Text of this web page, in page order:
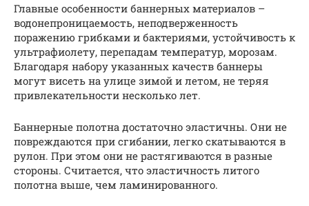
Главные особенности баннерных материалов –
водонепроницаемость, неподверженность
поражению грибками и бактериями, устойчивость к
ультрафиолету, перепадам температур, морозам.
Благодаря набору указанных качеств баннеры
могут висеть на улице зимой и летом, не теряя
привлекательности несколько лет.
Баннерные полотна достаточно эластичны. Они не
повреждаются при сгибании, легко скатываются в
рулон. При этом они не растягиваются в разные
стороны. Считается, что эластичность литого
полотна выше, чем ламинированного.